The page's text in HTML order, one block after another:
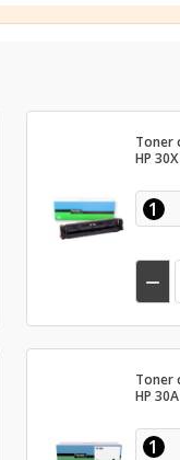
Toner
HP
1

Toner
HP
1